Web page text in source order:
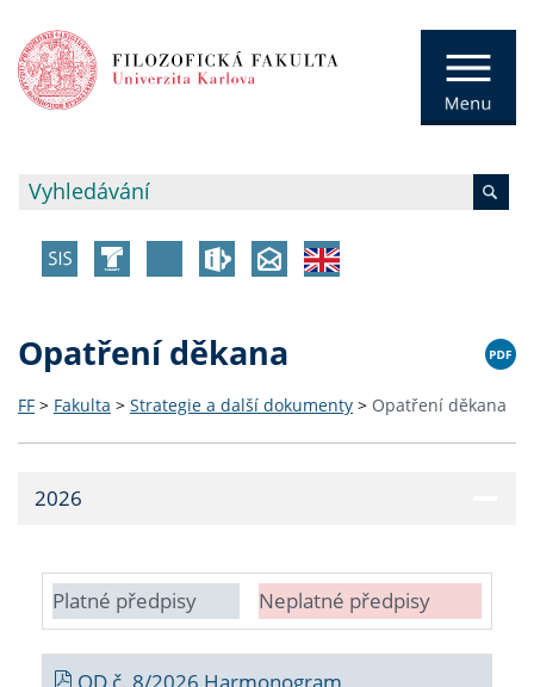
Opatření děkana
FF > Fakulta > Strategie a další dokumenty > Opatření děkana
2026
Platné předpisy Neplatné předpisy